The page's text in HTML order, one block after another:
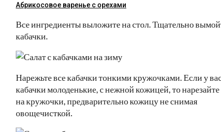
Абрикосовое варенье с орехами
Все ингредиенты выложите на стол. Тщательно
кабачки.
Нарежьте все кабачки тонкими кружочками. Если у
кабачки молоденькие, с нежной кожицей, то нарезайте
на кружочки, предварительно кожицу не снимая
овощечисткой.